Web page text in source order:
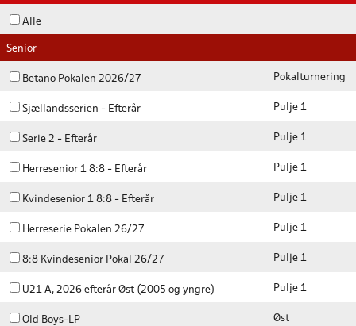
Alle
Senior
Betano Pokalen 2026/27 Pokalturnering
Sjællandsserien - Efterår Pulje 1
Serie 2 - Efterår Pulje 1
Herresenior 1 8:8 - Efterår Pulje 1
Kvindesenior 1 8:8 - Efterår Pulje 1
Herreserie Pokalen 26/27 Pulje 1
8:8 Kvindesenior Pokal 26/27 Pulje 1
U21 A, 2026 efterår Øst (2005 og yngre) Pulje 1
Old Boys-LP Øst